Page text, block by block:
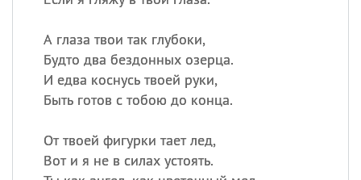
А глаза твои так глубоки,
Будто два бездонных озерца.
И едва коснусь твоей руки,
Быть готов с тобою до конца.
От твоей фигурки тает лед,
Вот и я не в силах устоять.